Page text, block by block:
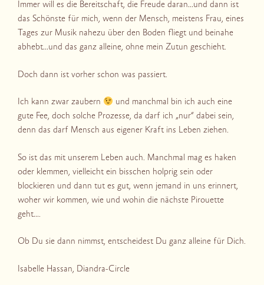
Immer will es die Bereitschaft, die Freude daran…und dann ist
das Schönste für mich, wenn der Mensch, meistens Frau, eines
Tages zur Musik nahezu über den Boden fliegt und beinahe
abhebt…und das ganz alleine, ohne mein Zutun geschieht.
Doch dann ist vorher schon was passiert.
Ich kann zwar zaubern
und manchmal bin ich auch eine
gute Fee, doch solche Prozesse, da darf ich „nur“ dabei sein,
denn das darf Mensch aus eigener Kraft ins Leben ziehen.
So ist das mit unserem Leben auch. Manchmal mag es haken
oder klemmen, vielleicht ein bisschen holprig sein oder
blockieren und dann tut es gut, wenn jemand in uns erinnert,
woher wir kommen, wie und wohin die nächste Pirouette
geht….
Ob Du sie dann nimmst, entscheidest Du ganz alleine für Dich.
Isabelle Hassan, Diandra-Circle